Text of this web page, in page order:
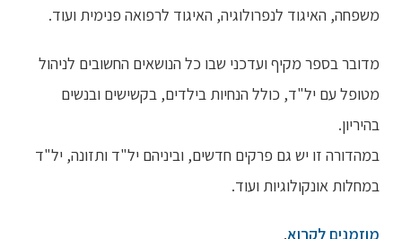
משפחה, האיגוד לנפרולוגיה, האיגוד לרפואה פנימית ועוד.
מדובר בספר מקיף ועדכני שבו כל הנושאים החשובים לניהול
מטופל עם יל"ד, כולל הנחיות בילדים, בקשישים ובנשים
בהיריון.
במהדורה זו יש גם פרקים חדשים, וביניהם יל"ד ותזונה, יל"ד
במחלות אונקולוגיות ועוד.
מוזמנים לקרוא.